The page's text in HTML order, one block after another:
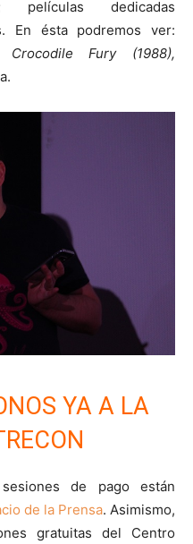
películas dedicadas
En ésta podremos ver:
Crocodile Fury (1988),
YA A LA
de pago están
de la Prensa. Asimismo,
gratuitas del Centro